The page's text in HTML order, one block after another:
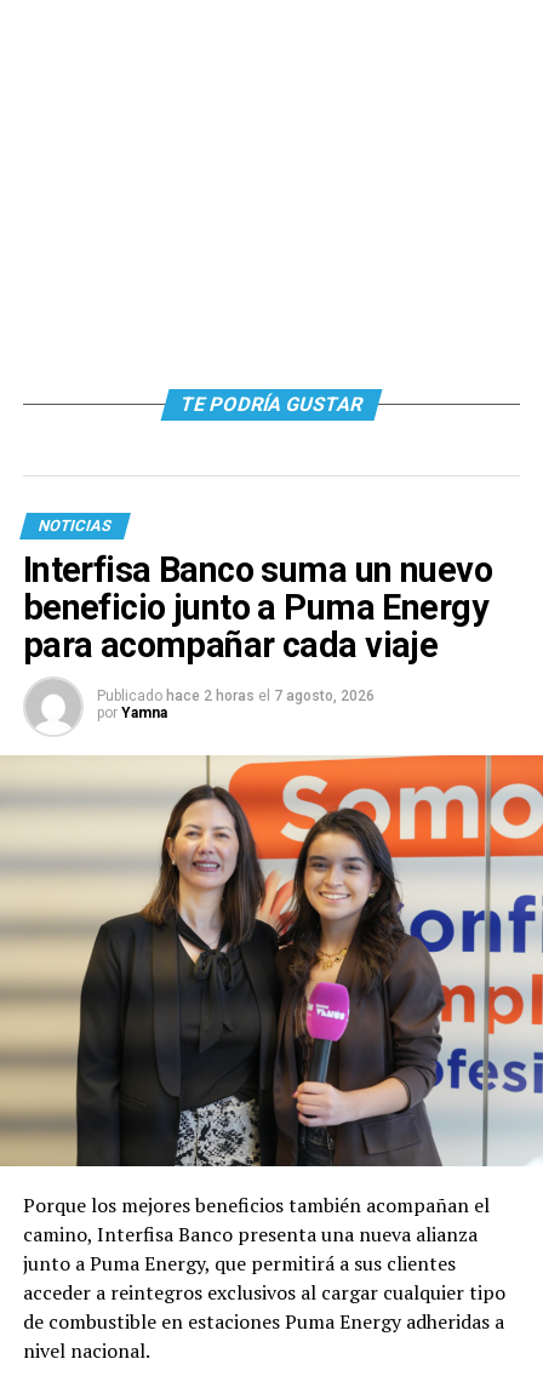
TE PODRÍA GUSTAR
NOTICIAS
Interfisa Banco suma un nuevo
beneficio junto a Puma Energy
para acompañar cada viaje
Publicado hace 2 horas el 7 agosto, 2026
por Yamna
Porque los mejores beneficios también acompañan el
camino, Interfisa Banco presenta una nueva alianza
junto a Puma Energy, que permitirá a sus clientes
acceder a reintegros exclusivos al cargar cualquier tipo
de combustible en estaciones Puma Energy adheridas a
nivel nacional.